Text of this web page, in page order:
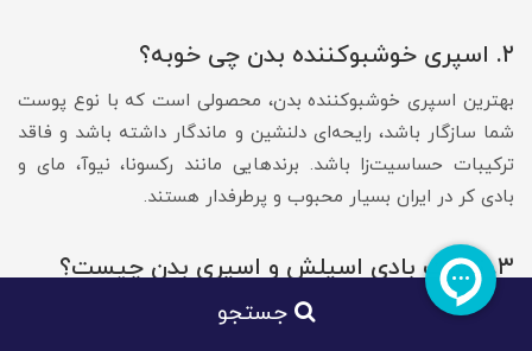
۲. اسپری خوشبوکننده بدن چی خوبه؟
بهترین اسپری خوشبوکننده بدن، محصولی است که با نوع پوست
شما سازگار باشد، رایحه‌ای دلنشین و ماندگار داشته باشد و فاقد
ترکیبات حساسیت‌زا باشد. برندهایی مانند رکسونا، نیوآ، مای و
بادی کر در ایران بسیار محبوب و پرطرفدار هستند.
۳. تفاوت بادی اسپلش و اسپری بدن چیست؟
بادی اسپلش: رایحه‌ای سبک و ملایم دارد، مناسب استفاده